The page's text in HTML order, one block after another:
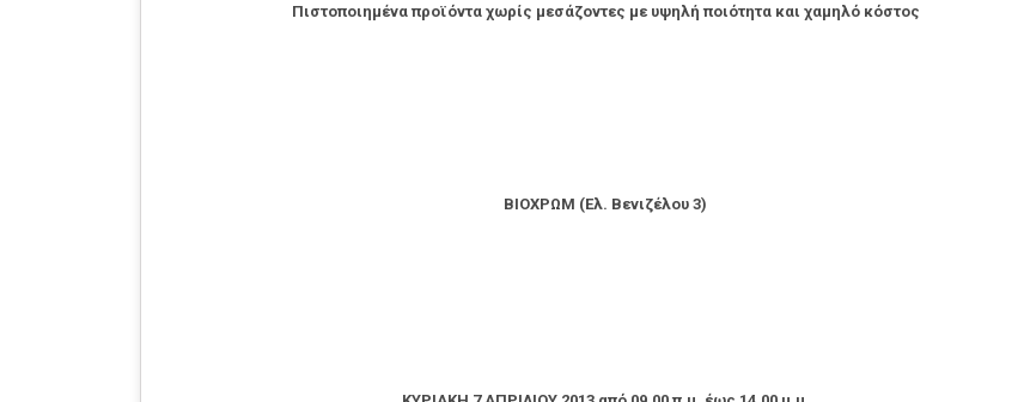
Πιστοποιημένα προϊόντα χωρίς μεσάζοντες με υψηλή ποιότητα και χαμηλό κόστος
ΒΙΟΧΡΩΜ (Ελ. Βενιζέλου 3)